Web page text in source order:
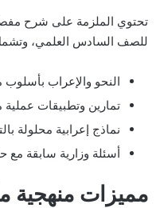
تحتوي الملزمة على شرح مفصل
للصف السادس العلمي،
النحو والإعراب
تمارين وتطبيقات عملية
نماذج إعرابية محلولة
أسئلة وزارية سابقة مع
مميزات منهجية